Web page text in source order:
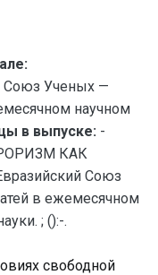
Союз Ученых —
научном
в выпуске: -
КАК
Союз
в ежемесячном
; ():-.
свободной